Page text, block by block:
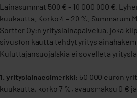
Lainasummat 500 € - 10 000 000 €.
kuukautta. Korko 4 – 20 %. Summarum
Sortter Oy:n yrityslainapalvelua, joka
sivuston kautta tehdyt
Kuluttajansuojalakia ei sovelleta
1. yrityslainaesimerkki: 50 000 euron
kuukautta, korko 7 %, avausmaksu 0 €